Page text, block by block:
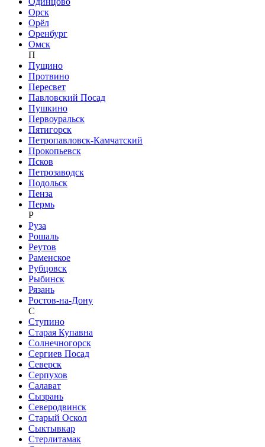
Орск
Орёл
Оренбург
Омск
П
Пущино
Протвино
Пересвет
Павловский Посад
Пушкино
Первоуральск
Пятигорск
Петропавловск-Камчатский
Прокопьевск
Псков
Петрозаводск
Подольск
Пенза
Пермь
Р
Руза
Рошаль
Реутов
Раменское
Рубцовск
Рыбинск
Рязань
Ростов-на-Дону
С
Ступино
Старая Купавна
Солнечногорск
Сергиев Посад
Северск
Серпухов
Салават
Сызрань
Северодвинск
Старый Оскол
Сыктывкар
Стерлитамак